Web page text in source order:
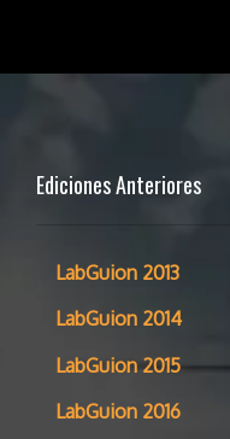
Ediciones Anteriores
LabGuion 2013
LabGuion 2014
LabGuion 2015
LabGuion 2016